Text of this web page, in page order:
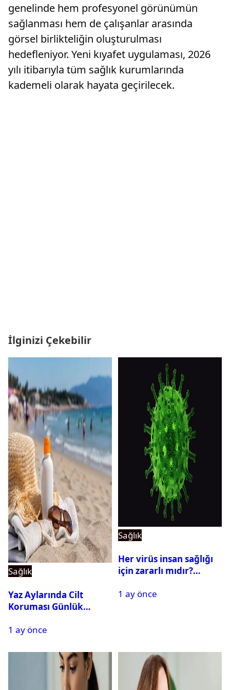
genelinde hem profesyonel görünümün
sağlanması hem de çalışanlar arasında
görsel birlikteliğin oluşturulması
hedefleniyor. Yeni kıyafet uygulaması, 2026
yılı itibarıyla tüm sağlık kurumlarında
kademeli olarak hayata geçirilecek.
İlginizi Çekebilir
Sağlık
Yaz Aylarında Cilt
Koruması Günlük
Haline Geliyor
1 ay önce
Sağlık
Her virüs insan sağlığı
için zararlı mıdır?
nelerdir? Virüs çeşitleri
1 ay önce